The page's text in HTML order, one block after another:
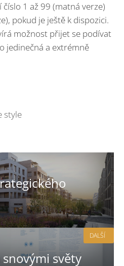
1 až 99 (matná verze)
pokud je ještě k dispozici.
možnost přijet se podívat
jedinečná a extrémně
style
světy
DALŠÍ